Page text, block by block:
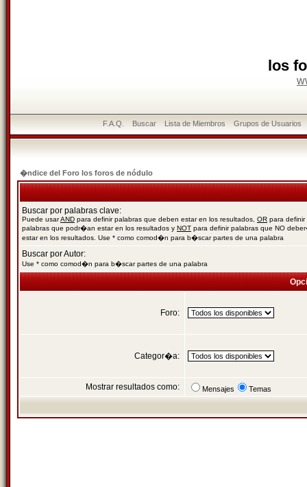
los
F.A.Q. Buscar Lista de Miembros Grupos de Usuarios
�ndice del Foro los foros de nódulo
Buscar por palabras clave:
Puede usarAND para definir palabras que deben estar en los resultados, OR para definir
palabras que podr�an estar en los resultados y NOT para definir palabras que NO
estar en los resultados. Use * como comod�n para b�scar partes de una palabra
Buscar por Autor:
Use * como comod�n para b�scar partes de una palabra
Foro:
Categor�a:
Mostrar resultados como: Mensajes Temas